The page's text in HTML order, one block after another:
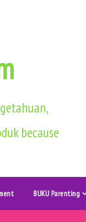
because
BUKU Parenting